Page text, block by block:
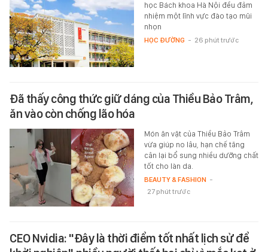
học Bách khoa Hà Nội đều đảm
nhiệm một lĩnh vực đào tạo mũi
nhọn
HỌC ĐƯỜNG - 26 phút trước
Đã thấy công thức giữ dáng của Thiều Bảo Trâm,
ăn vào còn chống lão hóa
Món ăn vặt của Thiều Bảo Trâm
vừa giúp no lâu, hạn chế tăng
cân lại bổ sung nhiều dưỡng chất
tốt cho làn da.
BEAUTY & FASHION -
27 phút trước
CEO Nvidia: "Đây là thời điểm tốt nhất lịch sử để